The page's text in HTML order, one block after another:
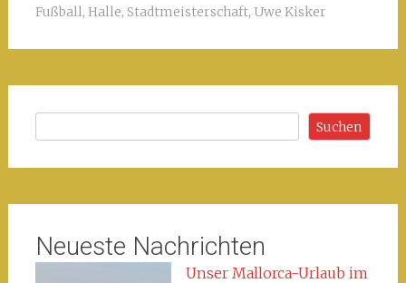
Fußball, Halle, Stadtmeisterschaft, Uwe Kisker
Suchen
Neueste Nachrichten
Unser Mallorca-Urlaub im